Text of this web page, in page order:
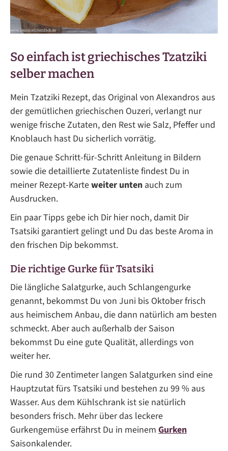
So einfach ist griechisches Tzatziki
selber machen
Mein Tzatziki Rezept, das Original von Alexandros aus
der gemütlichen griechischen Ouzeri, verlangt nur
wenige frische Zutaten, den Rest wie Salz, Pfeffer und
Knoblauch hast Du sicherlich vorrätig.
Die genaue Schritt-für-Schritt Anleitung in Bildern
sowie die detaillierte Zutatenliste findest Du in
meiner Rezept-Karteweiter unten auch zum
Ausdrucken.
Ein paar Tipps gebe ich Dir hier noch, damit Dir
Tsatsiki garantiert gelingt und Du das beste Aroma in
den frischen Dip bekommst.
Die richtige Gurke für Tsatsiki
Die längliche Salatgurke, auch Schlangengurke
genannt, bekommst Du von Juni bis Oktober frisch
aus heimischem Anbau, die dann natürlich am besten
schmeckt. Aber auch außerhalb der Saison
bekommst Du eine gute Qualität, allerdings von
weiter her.
Die rund 30 Zentimeter langen Salatgurken sind eine
Hauptzutat fürs Tsatsiki und bestehen zu 99 % aus
Wasser. Aus dem Kühlschrank ist sie natürlich
besonders frisch. Mehr über das leckere
Gurkengemüse erfährst Du in meinem Gurken
Saisonkalender.